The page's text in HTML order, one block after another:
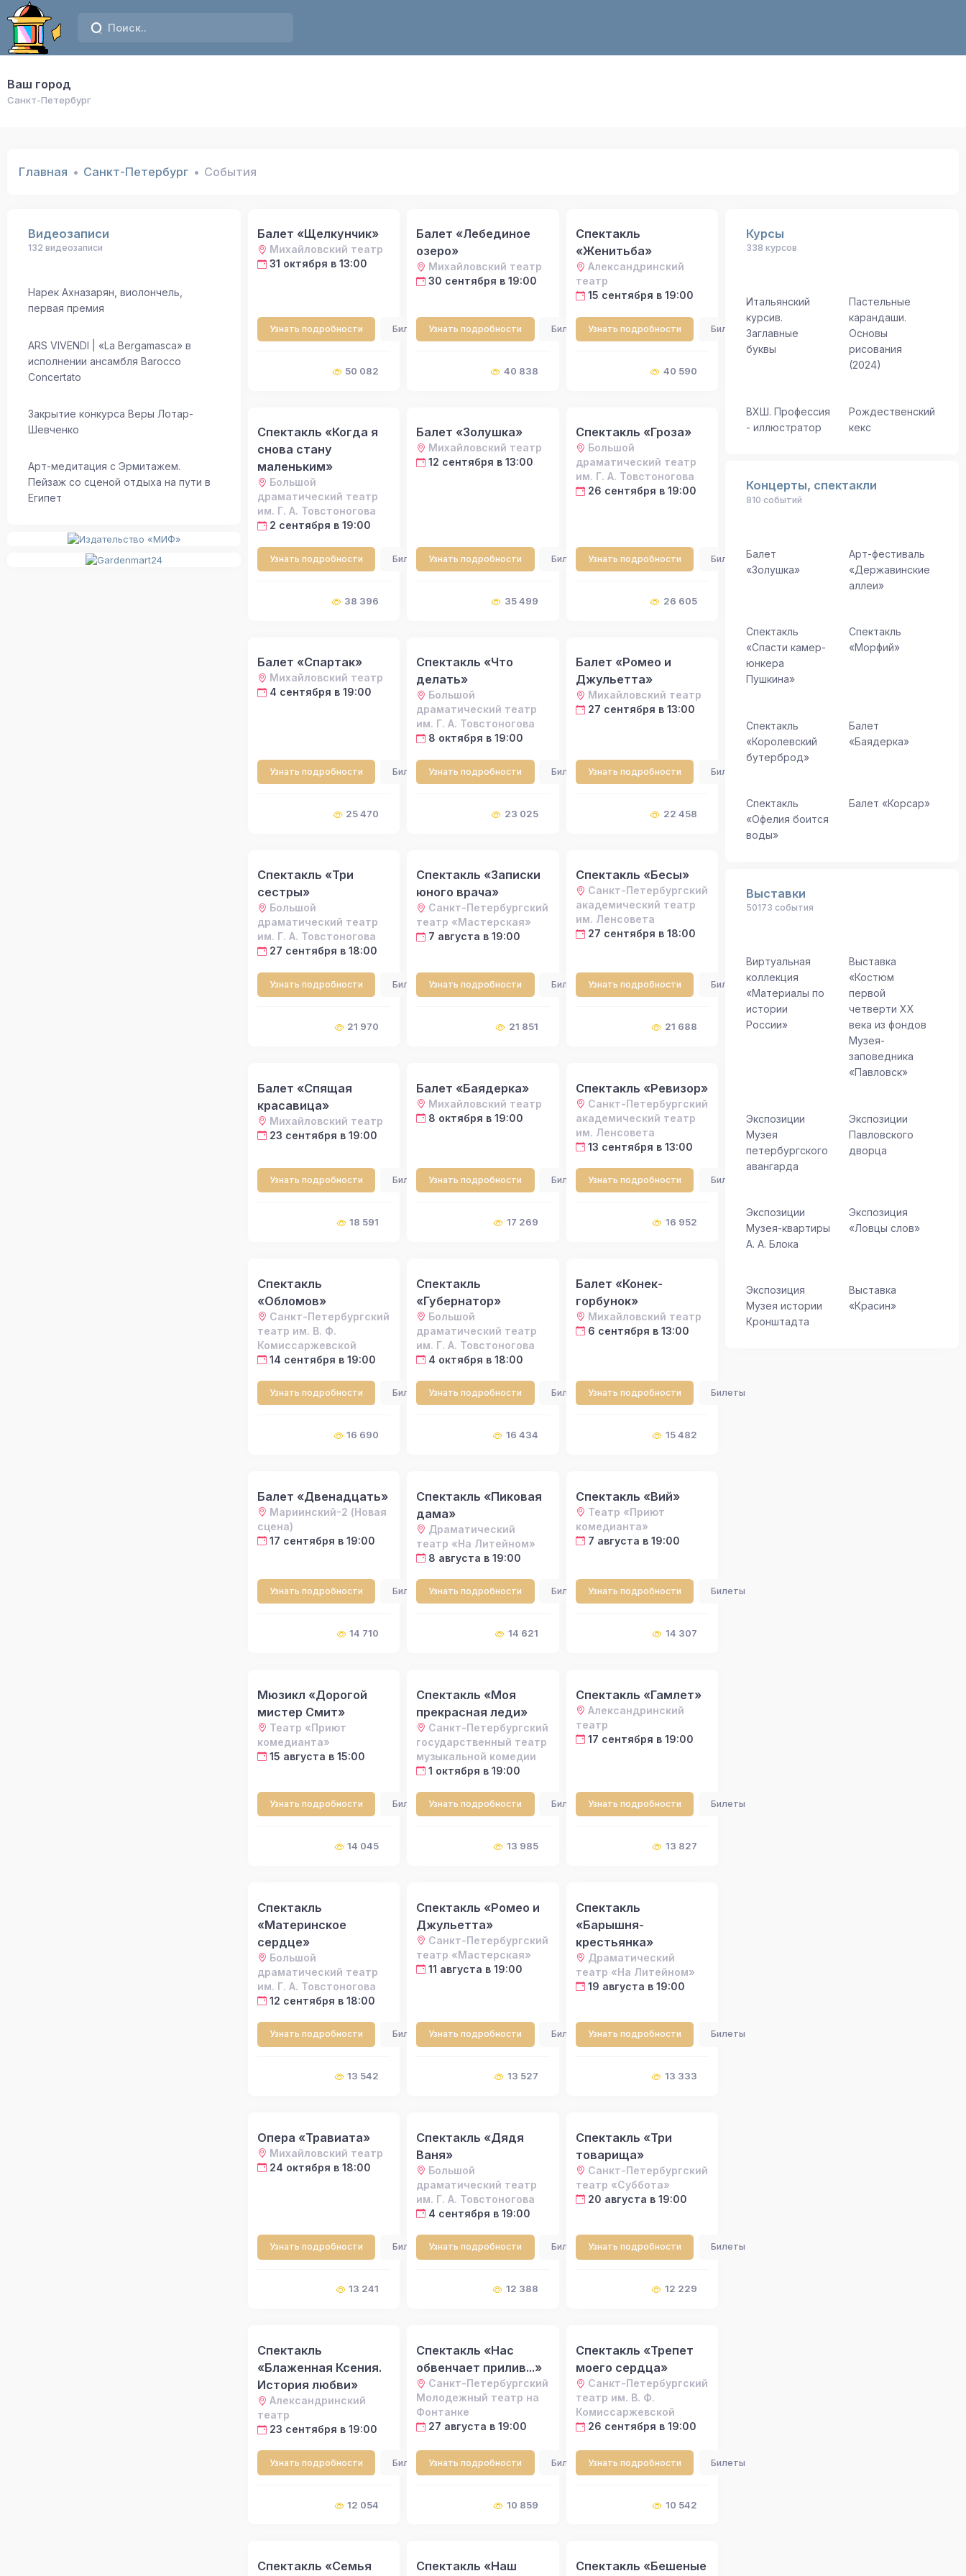
Ваш город
Санкт-Петербург
Главная Санкт-Петербург События
Видеозаписи
132 видеозаписи
Нарек Ахназарян, виолончель,
первая премия
ARS VIVENDI | «La Bergamasca» в
исполнении ансамбля Barocco
Concertato
Закрытие конкурса Веры Лотар-
Шевченко
Арт-медитация с Эрмитажем.
Пейзаж со сценой отдыха на пути в
Египет
Балет «Щелкунчик»
Михайловский театр
31 октября в 13:00
Узнать подробности Билеты
50 082
Балет «Лебединое
озеро»
Михайловский театр
30 сентября в 19:00
Узнать подробности Билеты
40 838
Спектакль
«Женитьба»
Александринский
театр
15 сентября в 19:00
Узнать подробности Билеты
40 590
Спектакль «Когда я
снова стану
маленьким»
Большой
драматический театр
им. Г. А. Товстоногова
2 сентября в 19:00
Узнать подробности Билеты
38 396
Балет «Золушка»
Михайловский театр
12 сентября в 13:00
Узнать подробности Билеты
35 499
Спектакль «Гроза»
Большой
драматический театр
им. Г. А. Товстоногова
26 сентября в 19:00
Узнать подробности Билеты
26 605
Балет «Спартак»
Михайловский театр
4 сентября в 19:00
Узнать подробности Билеты
25 470
Спектакль «Что
делать»
Большой
драматический театр
им. Г. А. Товстоногова
8 октября в 19:00
Узнать подробности Билеты
23 025
Балет «Ромео и
Джульетта»
Михайловский театр
27 сентября в 13:00
Узнать подробности Билеты
22 458
Спектакль «Три
сестры»
Большой
драматический театр
им. Г. А. Товстоногова
27 сентября в 18:00
Узнать подробности Билеты
21 970
Спектакль «Записки
юного врача»
Санкт-Петербургский
театр «Мастерская»
7 августа в 19:00
Узнать подробности Билеты
21 851
Спектакль «Бесы»
Санкт-Петербургский
академический театр
им. Ленсовета
27 сентября в 18:00
Узнать подробности Билеты
21 688
Балет «Спящая
красавица»
Михайловский театр
23 сентября в 19:00
Узнать подробности Билеты
18 591
Балет «Баядерка»
Михайловский театр
8 октября в 19:00
Узнать подробности Билеты
17 269
Спектакль «Ревизор»
Санкт-Петербургский
академический театр
им. Ленсовета
13 сентября в 13:00
Узнать подробности Билеты
16 952
Спектакль
«Обломов»
Санкт-Петербургский
театр им. В. Ф.
Комиссаржевской
14 сентября в 19:00
Узнать подробности Билеты
16 690
Спектакль
«Губернатор»
Большой
драматический театр
им. Г. А. Товстоногова
4 октября в 18:00
Узнать подробности Билеты
16 434
Балет «Конек-
горбунок»
Михайловский театр
6 сентября в 13:00
Узнать подробности Билеты
15 482
Балет «Двенадцать»
Мариинский-2 (Новая
сцена)
17 сентября в 19:00
Узнать подробности Билеты
14 710
Спектакль «Пиковая
дама»
Драматический
театр «На Литейном»
8 августа в 19:00
Узнать подробности Билеты
14 621
Спектакль «Вий»
Театр «Приют
комедианта»
7 августа в 19:00
Узнать подробности Билеты
14 307
Мюзикл «Дорогой
мистер Смит»
Театр «Приют
комедианта»
15 августа в 15:00
Узнать подробности Билеты
14 045
Спектакль «Моя
прекрасная леди»
Санкт-Петербургский
государственный театр
музыкальной комедии
1 октября в 19:00
Узнать подробности Билеты
13 985
Спектакль «Гамлет»
Александринский
театр
17 сентября в 19:00
Узнать подробности Билеты
13 827
Спектакль
«Материнское
сердце»
Большой
драматический театр
им. Г. А. Товстоногова
12 сентября в 18:00
Узнать подробности Билеты
13 542
Спектакль «Ромео и
Джульетта»
Санкт-Петербургский
театр «Мастерская»
11 августа в 19:00
Узнать подробности Билеты
13 527
Спектакль
«Барышня-
крестьянка»
Драматический
театр «На Литейном»
19 августа в 19:00
Узнать подробности Билеты
13 333
Опера «Травиата»
Михайловский театр
24 октября в 18:00
Узнать подробности Билеты
13 241
Спектакль «Дядя
Ваня»
Большой
драматический театр
им. Г. А. Товстоногова
4 сентября в 19:00
Узнать подробности Билеты
12 388
Спектакль «Три
товарища»
Санкт-Петербургский
театр «Суббота»
20 августа в 19:00
Узнать подробности Билеты
12 229
Спектакль
«Блаженная Ксения.
История любви»
Александринский
театр
23 сентября в 19:00
Узнать подробности Билеты
12 054
Спектакль «Нас
обвенчает прилив...»
Санкт-Петербургский
Молодежный театр на
Фонтанке
27 августа в 19:00
Узнать подробности Билеты
10 859
Спектакль «Трепет
моего сердца»
Санкт-Петербургский
театр им. В. Ф.
Комиссаржевской
26 сентября в 19:00
Узнать подробности Билеты
10 542
Спектакль «Семья
Спектакль «Наш
Спектакль «Бешеные
Курсы
338 курсов
Итальянский
курсив.
Заглавные
буквы
Пастельные
карандаши.
Основы
рисования
(2024)
ВХШ. Профессия
- иллюстратор
Рождественский
кекс
Концерты, спектакли
810 событий
Балет
«Золушка»
Арт-фестиваль
«Державинские
аллеи»
Спектакль
«Спасти камер-
юнкера
Пушкина»
Спектакль
«Морфий»
Спектакль
«Королевский
бутерброд»
Балет
«Баядерка»
Спектакль
«Офелия боится
воды»
Балет «Корсар»
Выставки
50173 события
Виртуальная
коллекция
«Материалы по
истории
России»
Выставка
«Костюм
первой
четверти ХХ
века из фондов
Музея-
заповедника
«Павловск»
Экспозиции
Музея
петербургского
авангарда
Экспозиции
Павловского
дворца
Экспозиции
Музея-квартиры
А. А. Блока
Экспозиция
«Ловцы слов»
Экспозиция
Музея истории
Кронштадта
Выставка
«Красин»